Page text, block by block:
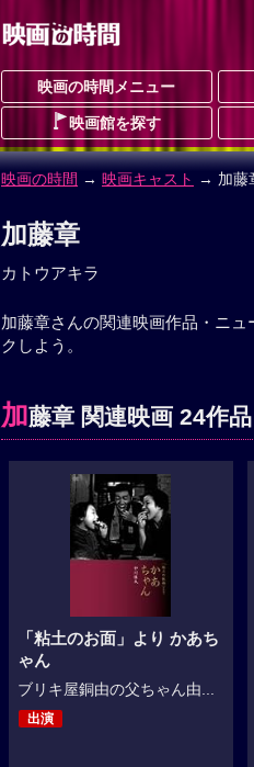
映画の時間メニュー
映画館を探す
映画の時間 → 映画キャスト → 加藤
加藤章
カトウアキラ
加藤章さんの関連映画作品・ニ
クしよう。
加藤章 関連映画 24作品
「粘土のお面」より かあち
ゃん
ブリキ屋銅由の父ちゃん由...
出演